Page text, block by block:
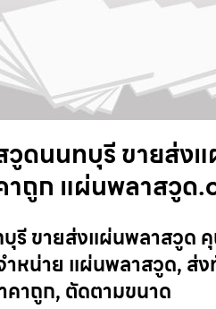
วูดนนทบุรี ขายส่
าถูก แผ่นพลาสวูด
ขายส่งแผ่นพลาสวูด
น่าย แผ่นพลาสวูด, ส่ง
าถูก, ตัดตามขนาด